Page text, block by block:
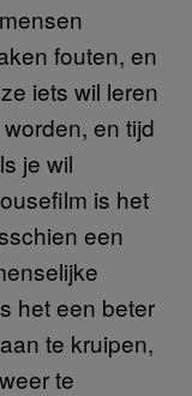
fouten, en
iets wil leren
en tijd
je wil
is het
een
het een beter
te kruipen,
te